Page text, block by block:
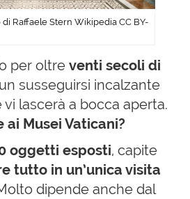
Raffaele Stern Wikipedia CC BY-
per oltre venti secoli di
susseguirsi incalzante
vi lascerà a bocca aperta.
ai Musei Vaticani?
oggetti esposti, capite
tutto in un’unica visita
dipende anche dal